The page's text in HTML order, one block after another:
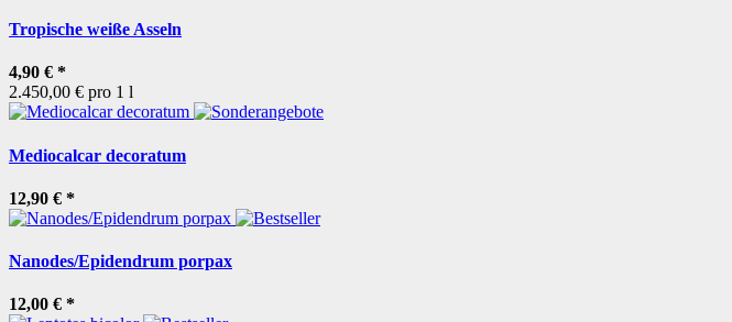
Tropische weiße Asseln
4,90 € *
2.450,00 € pro 1 l
Mediocalcar decoratum
12,90 € *
Nanodes/Epidendrum porpax
12,00 € *